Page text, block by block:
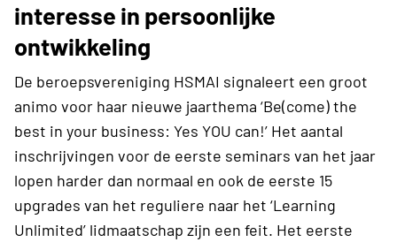
interesse in persoonlijke
ontwikkeling
De beroepsvereniging HSMAI signaleert een groot
animo voor haar nieuwe jaarthema ‘Be(come) the
best in your business: Yes YOU can!’ Het aantal
inschrijvingen voor de eerste seminars van het jaar
lopen harder dan normaal en ook de eerste 15
upgrades van het reguliere naar het ‘Learning
Unlimited’ lidmaatschap zijn een feit. Het eerste